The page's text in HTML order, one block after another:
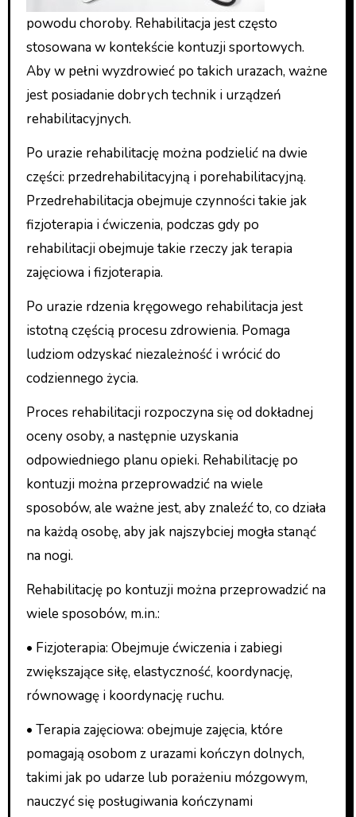
powodu choroby. Rehabilitacja jest często
stosowana w kontekście kontuzji sportowych.
Aby w pełni wyzdrowieć po takich urazach, ważne
jest posiadanie dobrych technik i urządzeń
rehabilitacyjnych.
Po urazie rehabilitację można podzielić na dwie
części: przedrehabilitacyjną i porehabilitacyjną.
Przedrehabilitacja obejmuje czynności takie jak
fizjoterapia i ćwiczenia, podczas gdy po
rehabilitacji obejmuje takie rzeczy jak terapia
zajęciowa i fizjoterapia.
Po urazie rdzenia kręgowego rehabilitacja jest
istotną częścią procesu zdrowienia. Pomaga
ludziom odzyskać niezależność i wrócić do
codziennego życia.
Proces rehabilitacji rozpoczyna się od dokładnej
oceny osoby, a następnie uzyskania
odpowiedniego planu opieki. Rehabilitację po
kontuzji można przeprowadzić na wiele
sposobów, ale ważne jest, aby znaleźć to, co działa
na każdą osobę, aby jak najszybciej mogła stanąć
na nogi.
Rehabilitację po kontuzji można przeprowadzić na
wiele sposobów, m.in.:
• Fizjoterapia: Obejmuje ćwiczenia i zabiegi
zwiększające siłę, elastyczność, koordynację,
równowagę i koordynację ruchu.
• Terapia zajęciowa: obejmuje zajęcia, które
pomagają osobom z urazami kończyn dolnych,
takimi jak po udarze lub porażeniu mózgowym,
nauczyć się posługiwania kończynami